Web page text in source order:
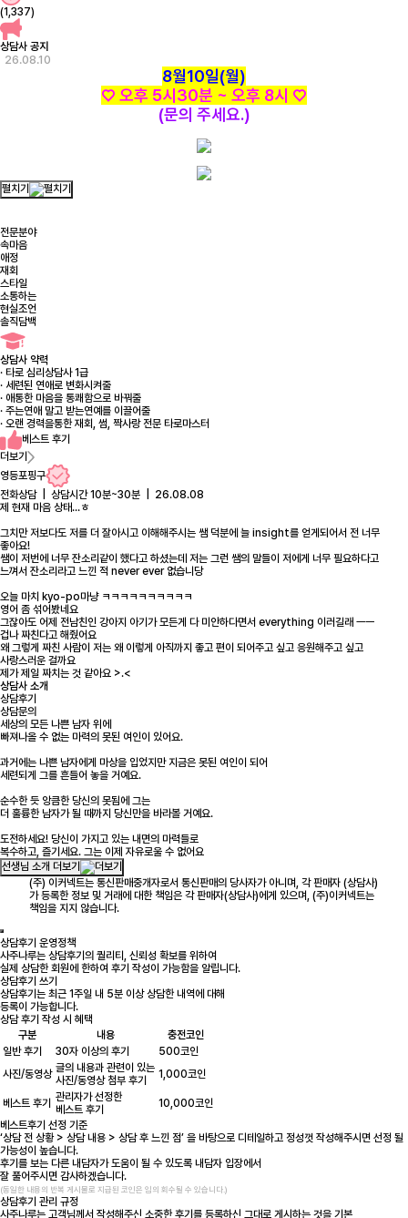
(1,337)
상담사 공지
26.08.10
8월10일(월)
♡ 오후 5시30분 ~ 오후 8시 ♡
(문의 주세요.)
펼치기
전문분야
속마음
애정
재회
스타일
소통하는
현실조언
솔직담백
상담사 약력
· 타로 심리상담사 1급
· 세련된 연애로 변화시켜줄
· 애통한 마음을 통쾌함으로 바꿔줄
· 주는연애 말고 받는연예를 이끌어줄
· 오랜 경력을통한 재회, 썸, 짝사랑 전문 타로마스터
베스트 후기
더보기
영등포핑구
전화상담 | 상담시간 10분~30분 | 26.08.08
제 현재 마음 상태...ㅎ
그치만 저보다도 저를 더 잘아시고 이해해주시는 쌤 덕분에 늘 insight를 얻게되어서 전 너무
좋아요!
쌤이 저번에 너무 잔소리같이 했다고 하셨는데 저는 그런 쌤의 말들이 저에게 너무 필요하다고
느껴서 잔소리라고 느낀 적 never ever 없습니당
오늘 마치 kyo-po마냥 ㅋㅋㅋㅋㅋㅋㅋㅋㅋㅋ
영어 좀 섞어봤네요
그잖아도 어제 전남친인 강아지 아기가 모든게 다 미안하다면서 everything 이러길래 ㅡㅡ
겁나 짜친다고 해줬어요
왜 그렇게 짜친 사람이 저는 왜 이렇게 아직까지 좋고 편이 되어주고 싶고 응원해주고 싶고
사랑스러운 걸까요
제가 제일 짜치는 것 같아요 >.<
상담사 소개
상담후기
상담문의
세상의 모든 나쁜 남자 위에
빠져나올 수 없는 마력의 못된 여인이 있어요.
과거에는 나쁜 남자에게 마상을 입었지만 지금은 못된 여인이 되어
세련되게 그를 흔들어 놓을 거예요.
순수한 듯 앙큼한 당신의 못됨에 그는
더 훌륭한 남자가 될 때까지 당신만을 바라볼 거예요.
도전하세요! 당신이 가지고 있는 내면의 마력들로
복수하고, 즐기세요. 그는 이제 자유로울 수 없어요
선생님 소개 더보기
(주) 이커넥트는 통신판매중개자로서 통신판매의 당사자가 아니며, 각 판매자 (상담사)
가 등록한 정보 및 거래에 대한 책임은 각 판매자(상담사)에게 있으며, (주)이커넥트는
책임을 지지 않습니다.
상담후기 운영정책
사주나루는 상담후기의 퀄리티, 신뢰성 확보를 위하여
실제 상담한 회원에 한하여 후기 작성이 가능함을 알립니다.
상담후기 쓰기
상담후기는 최근 1주일 내 5분 이상 상담한 내역에 대해
등록이 가능합니다.
상담 후기 작성 시 혜택
구분
내용
충전코인
일반 후기
30자 이상의 후기
500코인
사진/동영상 글의 내용과 관련이 있는
사진/동영상 첨부 후기
1,000코인
베스트 후기
관리자가 선정한
베스트 후기
10,000코인
베스트후기 선정 기준
‘상담 전 상황 > 상담 내용 > 상담 후 느낀 점’ 을 바탕으로 디테일하고 정성껏 작성해주시면 선정 될
가능성이 높습니다.
후기를 보는 다른 내담자가 도움이 될 수 있도록 내담자 입장에서
잘 풀어주시면 감사하겠습니다.
(동일한 내용의 반복 게시물로 지급된 코인은 임의 회수될 수 있습니다.)
상담후기 관리 규정
사주나루는 고객님께서 작성해주신 소중한 후기를 등록하신 그대로 게시하는 것을 기본